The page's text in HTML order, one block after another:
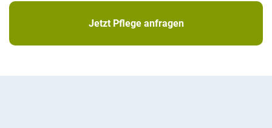
Jetzt Pflege anfragen